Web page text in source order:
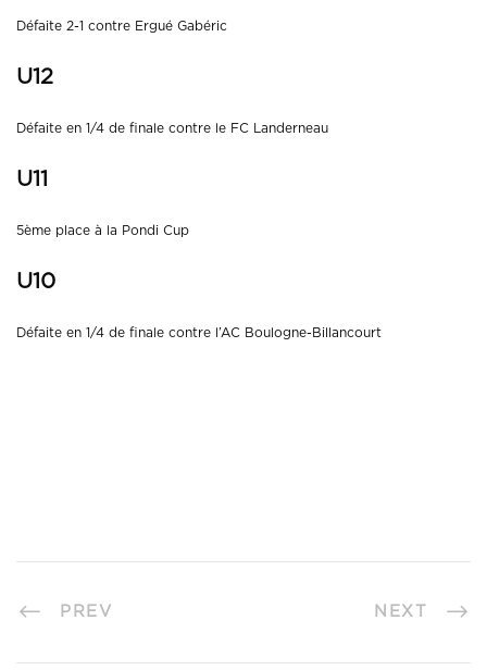
Défaite 2-1 contre Ergué Gabéric
U12
Défaite en 1/4 de finale contre le FC Landerneau
U11
5ème place à la Pondi Cup
U10
Défaite en 1/4 de finale contre l’AC Boulogne-Billancourt
PREV NEXT